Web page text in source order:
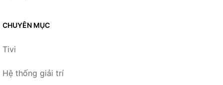
CHUYÊN MỤC
Tivi
Hệ thống giải trí